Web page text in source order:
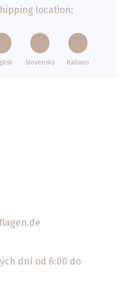
location:
Slovenský Italiano
dní od 6:00 do